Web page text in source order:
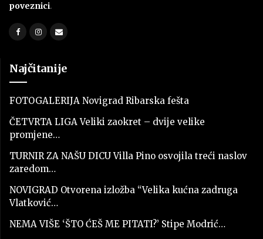
poveznici.
Najčitanije
FOTOGALERIJA Novigrad Ribarska fešta
ČETVRTA LIGA Veliki zaokret – dvije velike
promjene…
TURNIR ZA NAŠU DICU Villa Pino osvojila treći naslov
zaredom…
NOVIGRAD Otvorena izložba “Velika kućna zadruga
Vlatković…
NEMA VIŠE ‘ŠTO ĆEŠ ME PITATI?’ Stipe Modrić…